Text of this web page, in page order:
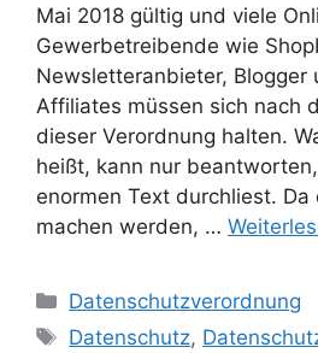
Mai 2018 gültig und viele
Gewerbetreibende wie
Newsletteranbieter, Blogger
Affiliates müssen sich nach
dieser Verordnung halten.
heißt, kann nur
enormen Text durchliest.
machen werden, …
Kategorien
Datenschutzverordnung
Schlagwörter
Datenschutz,